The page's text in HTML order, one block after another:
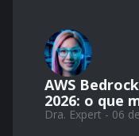
AWS
2026: o que
Dra. Expert - 06